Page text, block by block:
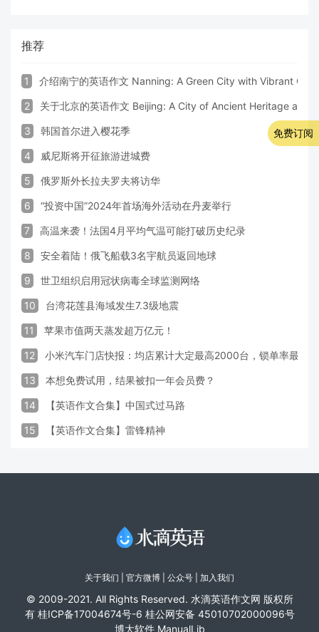
推荐
1 介绍南宁的英语作文 Nanning: A Green City with Vibrant
2 关于北京的英语作文 Beijing: A City of Ancient Heritage and
3 韩国首尔进入樱花季
4 威尼斯将开征旅游进城费
5 俄罗斯外长拉夫罗夫将访华
6 “投资中国”2024年首场海外活动在丹麦举行
7 高温来袭！法国4月平均气温可能打破历史纪录
8 安全着陆！俄飞船载3名宇航员返回地球
9 世卫组织启用冠状病毒全球监测网络
10 台湾花莲县海域发生7.3级地震
11 苹果市值两天蒸发超万亿元！
12 小米汽车门店快报：均店累计大定最高2000台，锁单率最高
13 本想免费试用，结果被扣一年会员费？
14 【英语作文合集】中国式过马路
15 【英语作文合集】雷锋精神
关于我们 官方微博 | 公众号 | 加入我们
© 2009-2021. All Rights Reserved. 水滴英语作文网 版权所
有 桂ICP备17004674号-6 桂公网安备 45010702000096号
博大软件 ManualLib
免费订阅